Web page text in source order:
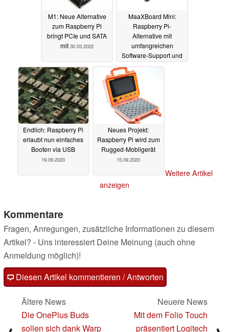
M1: Neue Alternative
zum Raspberry Pi
bringt PCIe und SATA
mit 30.03.2022
MaaXBoard Mini:
Raspberry Pi-
Alternative mit
umfangreichen
Software-Support und
ohne HDMI ab sofort
erhältlich
Endlich: Raspberry Pi
erlaubt nun einfaches
Booten via USB
19.09.2020
Neues Projekt:
Raspberry Pi wird zum
Rugged-Mobilgerät
15.09.2020
Weitere Artikel
anzeigen
Kommentare
Fragen, Anregungen, zusätzliche Informationen zu diesem
Artikel? - Uns interessiert Deine Meinung (auch ohne
Anmeldung möglich)!
Diesen Artikel kommentieren / Antworten
Ältere News
Die OnePlus Buds
sollen sich dank Warp
Neuere News
Mit dem Folio Touch
präsentiert Logitech